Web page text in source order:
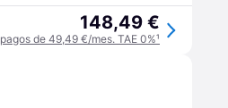
148,49 €
de 49,49 €/mes. TAE 0%¹